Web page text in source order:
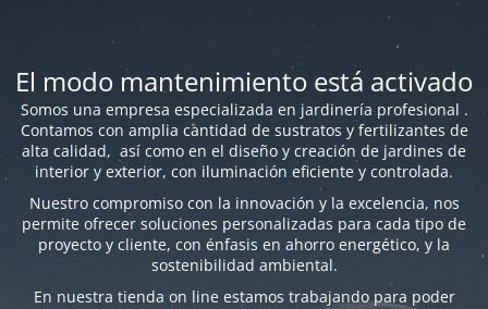
El modo mantenimiento está activado
Somos una empresa especializada en jardinería profesional .
Contamos con amplia cantidad de sustratos y fertilizantes de
alta calidad, así como en el diseño y creación de jardines de
interior y exterior, con iluminación eficiente y controlada.
Nuestro compromiso con la innovación y la excelencia, nos
permite ofrecer soluciones personalizadas para cada tipo de
proyecto y cliente, con énfasis en ahorro energético, y la
sostenibilidad ambiental.
En nuestra tienda on line estamos trabajando para poder